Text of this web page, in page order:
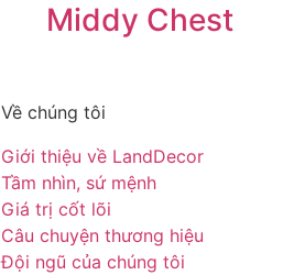
Middy Chest
Về chúng tôi
Giới thiệu về LandDecor
Tầm nhìn, sứ mệnh
Giá trị cốt lõi
Câu chuyện thương hiệu
Đội ngũ của chúng tôi